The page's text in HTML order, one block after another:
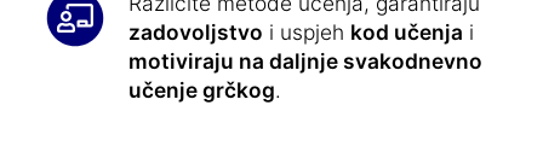
zadovoljstvo i uspjeh kod učenja i
motiviraju na daljnje svakodnevno
učenje grčkog.